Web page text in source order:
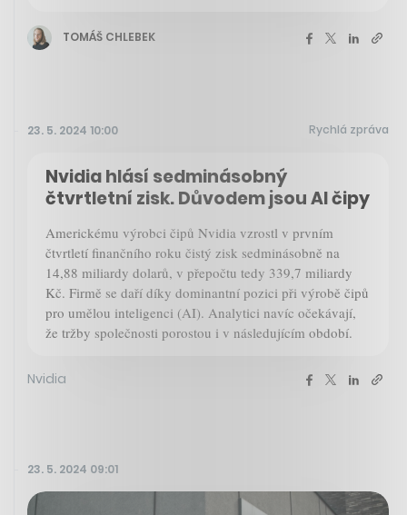
TOMÁŠ CHLEBEK
23. 5. 2024 10:00 Rychlá zpráva
Nvidia hlásí sedminásobný
čtvrtletní zisk. Důvodem jsou AI čipy
Americkému výrobci čipů Nvidia vzrostl v prvním
čtvrtletí finančního roku čistý zisk sedminásobně na
14,88 miliardy dolarů, v přepočtu tedy 339,7 miliardy
Kč. Firmě se daří díky dominantní pozici při výrobě čipů
pro umělou inteligenci (AI). Analytici navíc očekávají,
že tržby společnosti porostou i v následujícím období.
Nvidia
23. 5. 2024 09:01